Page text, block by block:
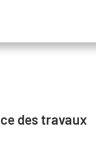
des travaux